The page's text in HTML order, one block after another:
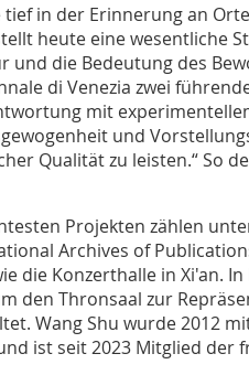
tief in der Erinnerung an
heute eine wesentliche
und die Bedeutung des
di Venezia zwei
mit
und
Qualität zu leisten.“ So
Projekten zählen
Archives of
die Konzerthalle in Xi'an.
den Thronsaal zur
Wang Shu wurde 2012
ist seit 2023 Mitglied der